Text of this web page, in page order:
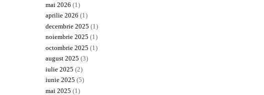
mai 2026 (1)
aprilie 2026 (1)
decembrie 2025 (1)
noiembrie 2025 (1)
octombrie 2025 (1)
august 2025 (3)
iulie 2025 (2)
iunie 2025 (5)
mai 2025 (1)